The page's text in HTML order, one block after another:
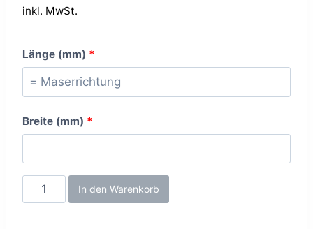
inkl. MwSt.
Länge (mm) *
Breite (mm) *
Gletscherweiss
matt
In den Warenkorb